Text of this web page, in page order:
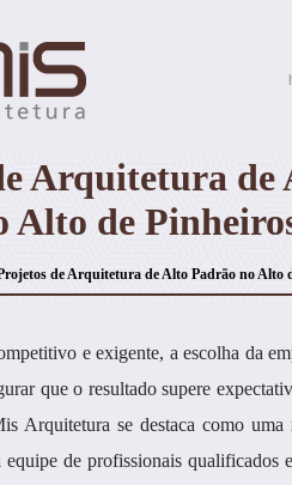
Arquitetura de
Alto de
de Arquitetura de Alto Padrão no Alto
e exigente, a escolha da
que o resultado supere
Arquitetura se destaca como uma
de profissionais qualificados